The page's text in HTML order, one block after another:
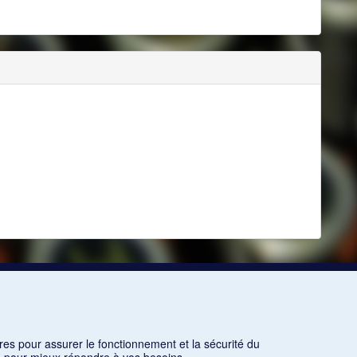
pour assurer le fonctionnement et la sécurité du